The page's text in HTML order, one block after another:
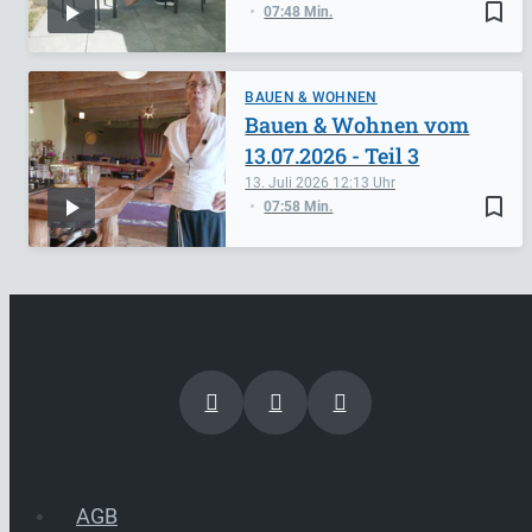
bookmark_border
07:48 Min.
BAUEN & WOHNEN
bookmark_border
13. Juli 2026 12:13
07:58 Min.
Bauen & Wohnen vom
13.07.2026 - Teil 3
AGB